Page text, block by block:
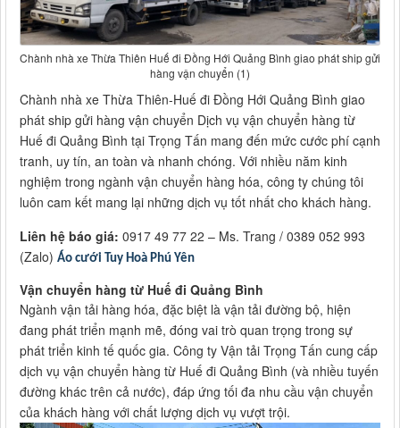
Chành nhà xe Thừa Thiên Huế đi Đồng Hới Quảng Bình giao phát ship gửi
hàng vận chuyển (1)
Chành nhà xe Thừa Thiên-Huế đi Đồng Hới Quảng Bình giao
phát ship gửi hàng vận chuyển Dịch vụ vận chuyển hàng từ
Huế đi Quảng Bình tại Trọng Tấn mang đến mức cước phí cạnh
tranh, uy tín, an toàn và nhanh chóng. Với nhiều năm kinh
nghiệm trong ngành vận chuyển hàng hóa, công ty chúng tôi
luôn cam kết mang lại những dịch vụ tốt nhất cho khách hàng.
Liên hệ báo giá: 0917 49 77 22 – Ms. Trang / 0389 052 993
(Zalo) Áo cưới Tuy Hoà Phú Yên
Vận chuyển hàng từ Huế đi Quảng Bình
Ngành vận tải hàng hóa, đặc biệt là vận tải đường bộ, hiện
đang phát triển mạnh mẽ, đóng vai trò quan trọng trong sự
phát triển kinh tế quốc gia. Công ty Vận tải Trọng Tấn cung cấp
dịch vụ vận chuyển hàng từ Huế đi Quảng Bình (và nhiều tuyến
đường khác trên cả nước), đáp ứng tối đa nhu cầu vận chuyển
của khách hàng với chất lượng dịch vụ vượt trội.